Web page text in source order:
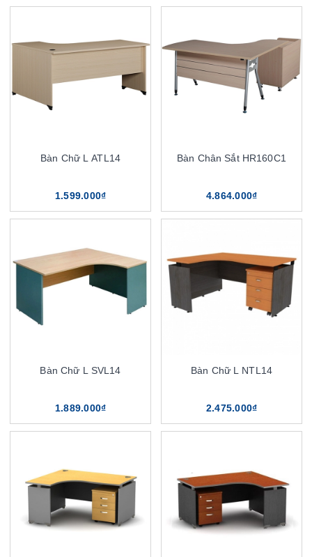
Bàn Chữ L ATL14
1.599.000₫
Bàn Chân Sắt HR160C1
4.864.000₫
Bàn Chữ L SVL14
1.889.000₫
Bàn Chữ L NTL14
2.475.000₫